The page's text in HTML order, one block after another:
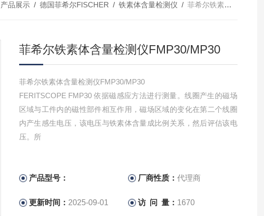
产品展示/ 德国菲希尔FISCHER / 铁素体含量检测仪 / 菲希尔铁素体含量检测仪FMP30/MP30
菲希尔铁素体含量检测仪FMP30/MP30
菲希尔铁素体含量检测仪FMP30/MP30
FERITSCOPE FMP30 依据磁感应方法进行测量。线圈产生的磁场
区域与工件内的磁性部件相互作用，磁场区域的变化在第二个线圈
内产生感生电压，该电压与铁素体含量成比例关系，然后评估该电
压。所
产品型号： 厂商性质：代理商
更新时间： 2025-09-01 访 问 量： 1670